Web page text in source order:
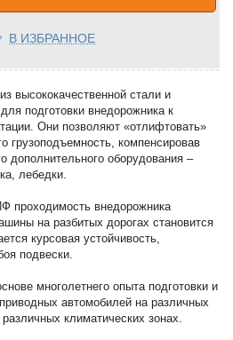
В ИЗБРАННОЕ
высококачественной стали и
подготовки внедорожника к
Они позволяют «отлифтовать»
грузоподъемность, компенсировав
дополнительного оборудования –
лебедки.
проходимость внедорожника
на разбитых дорогах становится
курсовая устойчивость,
подвески.
многолетнего опыта подготовки и
автомобилей на различных
климатических зонах.